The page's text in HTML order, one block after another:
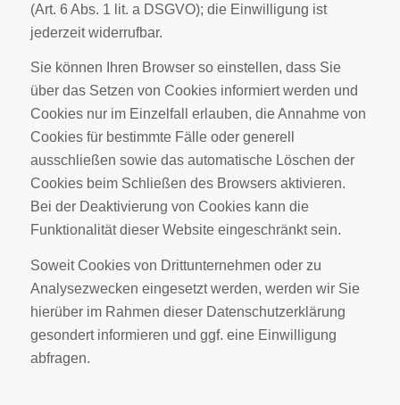
(Art. 6 Abs. 1 lit. a DSGVO); die Einwilligung ist
jederzeit widerrufbar.
Sie können Ihren Browser so einstellen, dass Sie
über das Setzen von Cookies informiert werden und
Cookies nur im Einzelfall erlauben, die Annahme von
Cookies für bestimmte Fälle oder generell
ausschließen sowie das automatische Löschen der
Cookies beim Schließen des Browsers aktivieren.
Bei der Deaktivierung von Cookies kann die
Funktionalität dieser Website eingeschränkt sein.
Soweit Cookies von Drittunternehmen oder zu
Analysezwecken eingesetzt werden, werden wir Sie
hierüber im Rahmen dieser Datenschutzerklärung
gesondert informieren und ggf. eine Einwilligung
abfragen.